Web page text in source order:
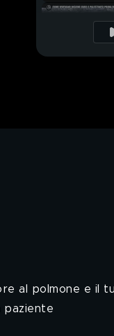
al polmone e il
paziente